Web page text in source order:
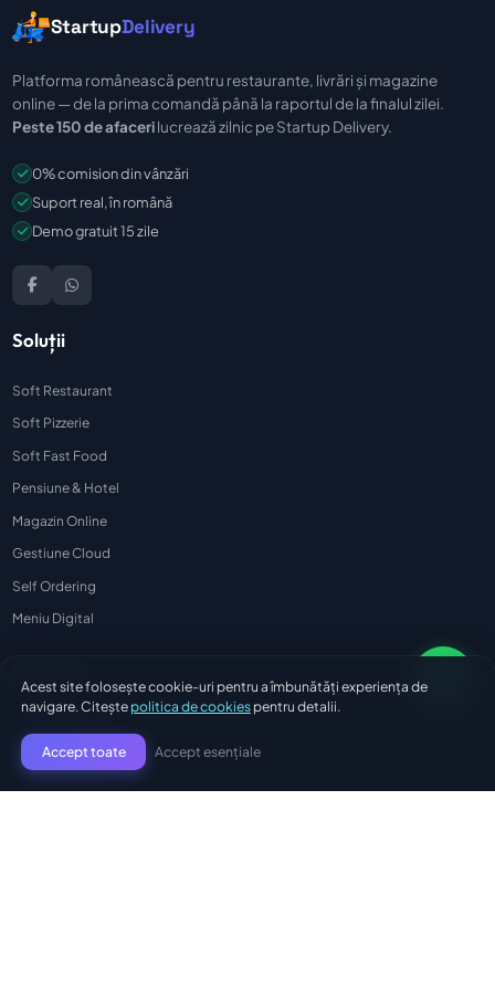
StartupDelivery
Platforma românească pentru restaurante, livrări și magazine
online — de la prima comandă până la raportul de la finalul zilei.
Peste 150 de afacerilucrează zilnic pe Startup Delivery.
0% comision din vânzări
Suport real, în română
Demo gratuit 15 zile
Soluții
Soft Restaurant
Soft Pizzerie
Soft Fast Food
Pensiune & Hotel
Magazin Online
Gestiune Cloud
Self Ordering
Meniu Digital
Kitchen Display
Urmărire Livratori
Acest site folosește cookie-uri pentru a îmbunătăți experiența de
navigare. Citeștepolitica de cookiespentru detalii.
Accept toate Accept esențiale